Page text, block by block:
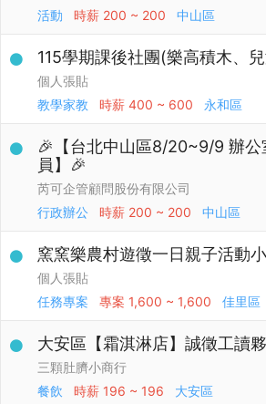
活動
時薪 200 ~ 200 中山區
115學期課後社團(樂高積木、
個人張貼
教學家教
時薪 400 ~ 600 永和區
🎉【台北中山區8/20~9/9 辦公
員】🎉
芮可企管顧問股份有限公司
行政辦公
時薪 200 ~ 200 中山區
窯窯樂農村遊徵一日親子活動
個人張貼
任務專案
專案 1,600 ~ 1,600 佳里區
大安區【霜淇淋店】誠徵工讀
三顆肚臍小商行
餐飲
時薪 196 ~ 196 大安區